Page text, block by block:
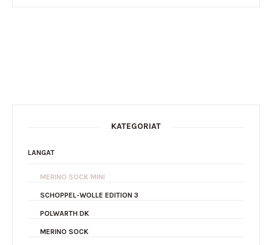
KATEGORIAT
LANGAT
MERINO SOCK MINI
SCHOPPEL-WOLLE EDITION 3
POLWARTH DK
MERINO SOCK